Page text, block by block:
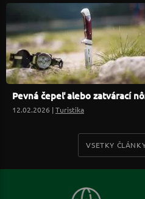
Pevná čepeľ alebo zatvárací
12.02.2026 |Turistika
VSETKY